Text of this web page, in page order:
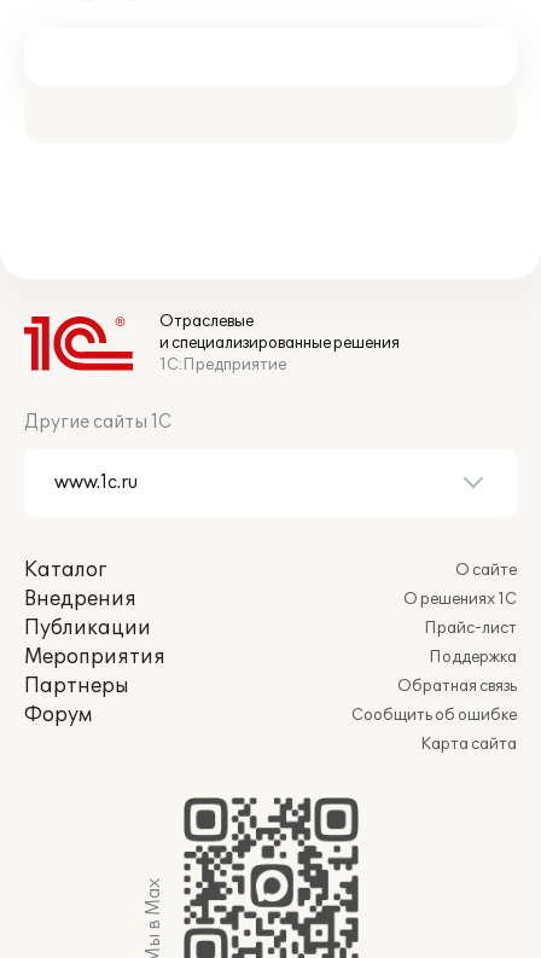
Отраслевые
и специализированные решения
1С:Предприятие
Другие сайты 1С
Каталог
Внедрения
Публикации
Мероприятия
Партнеры
Форум
О сайте
О решениях 1С
Прайс-лист
Поддержка
Обратная связь
Сообщить об ошибке
Карта сайта
Мы в Max